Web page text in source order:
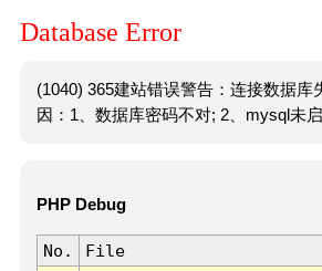
Database Error
(1040) 365建站错误警告：连接数据库
因：1、数据库密码不对; 2、mysql未启
PHP Debug
No. File